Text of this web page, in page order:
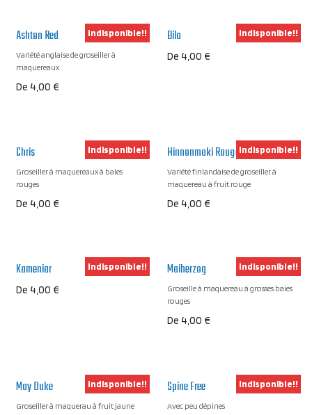
Ashton Red
Variété anglaise de groseiller à
maquereaux
De 4,00 €
Indisponible!! Bila
De 4,00 €
Indisponible!!
Chris
Groseiller à maquereaux à baies
rouges
De 4,00 €
Indisponible!! Hinnonmaki Rouge
Variété finlandaise de groseiller à
maquereau à fruit rouge
De 4,00 €
Indisponible!!
Kameniar
De 4,00 €
Indisponible!! Maiherzog
Groseille à maquereau à grosses baies
rouges
De 4,00 €
Indisponible!!
May Duke
Groseiller à maquerau à fruit jaune
Indisponible!! Spine Free
Avec peu dépines
Indisponible!!